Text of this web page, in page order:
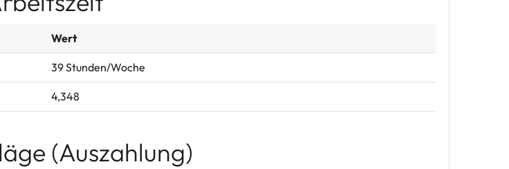
Wert
39 Stunden/Woche
4,348
(Auszahlung)